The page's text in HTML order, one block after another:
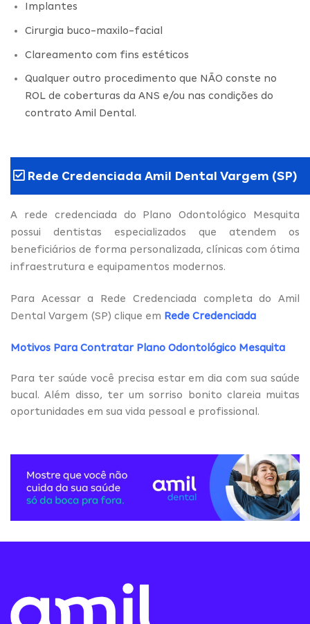
Implantes
Cirurgia buco-maxilo-facial
Clareamento com fins estéticos
Qualquer outro procedimento que NÃO conste no
ROL de coberturas da ANS e/ou nas condições do
contrato Amil Dental.
Rede Credenciada Amil Dental Vargem (SP)
A rede credenciada do Plano Odontológico Mesquita
possui dentistas especializados que atendem os
beneficiários de forma personalizada, clínicas com ótima
infraestrutura e equipamentos modernos.
Para Acessar a Rede Credenciada completa do Amil
Dental Vargem (SP) clique em Rede Credenciada
Motivos Para Contratar Plano Odontológico Mesquita
Para ter saúde você precisa estar em dia com sua saúde
bucal. Além disso, ter um sorriso bonito clareia muitas
oportunidades em sua vida pessoal e profissional.